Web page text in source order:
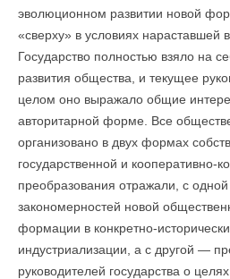
эволюционном развитии новой
«сверху» в условиях нараставшей
Государство полностью взяло на
развития общества, и текущее
целом оно выражало общие
авторитарной форме. Все
организовано в двух формах
государственной и кооперативно-
преобразования отражали, с
закономерностей новой
формации в конкретно-
индустриализации, а с другой —
руководителей государства о